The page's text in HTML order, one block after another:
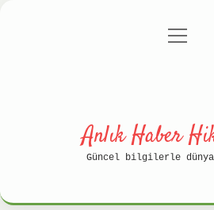
Gizlilik
menüyü
Anlık Haber
Güncel bilgilerle